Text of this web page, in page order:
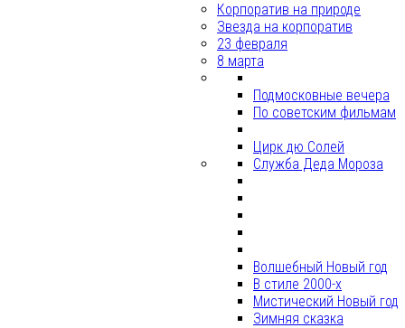
Корпоратив на природе
Звезда на корпоратив
23 февраля
8 марта
Подмосковные вечера
По советским фильмам
Цирк дю Солей
Служба Деда Мороза
Волшебный Новый год
В стиле 2000-х
Мистический Новый год
Зимняя сказка